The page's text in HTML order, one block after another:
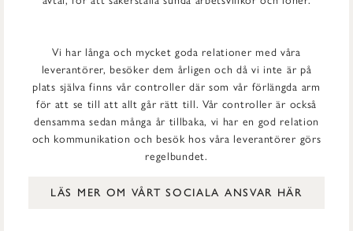
Vi har långa och mycket goda relationer med våra
leverantörer, besöker dem årligen och då vi inte är på
plats själva finns vår controller där som vår förlängda arm
för att se till att allt går rätt till. Vår controller är också
densamma sedan många år tillbaka, vi har en god relation
och kommunikation och besök hos våra leverantörer görs
regelbundet.
LÄS MER OM VÅRT SOCIALA ANSVAR HÄR